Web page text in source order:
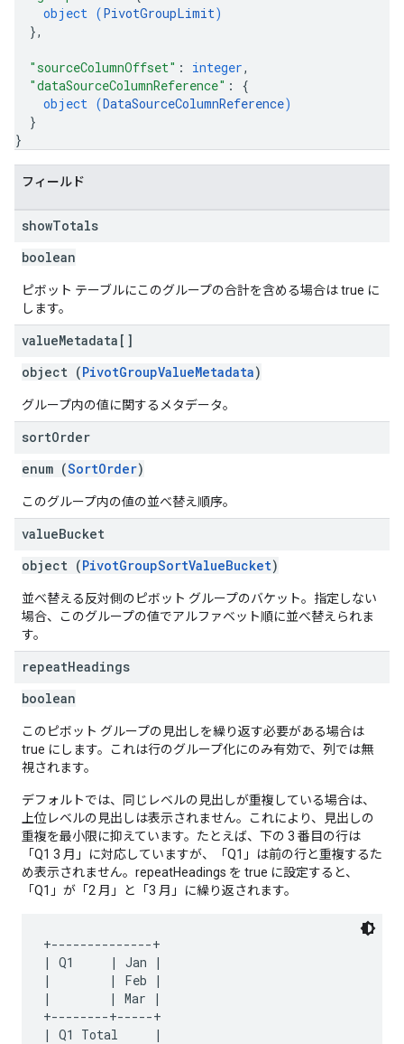
object (PivotGroupLimit)
},
"sourceColumnOffset" : integer,
"dataSourceColumnReference" : {
object (DataSourceColumnReference)
}
}
フィールド
showTotals
boolean
ピボット テーブルにこのグループの合計を含める場合は true に
します。
valueMetadata[]
object (PivotGroupValueMetadata)
グループ内の値に関するメタデータ。
sortOrder
enum (SortOrder)
このグループ内の値の並べ替え順序。
valueBucket
object (PivotGroupSortValueBucket)
並べ替える反対側のピボット グループのバケット。指定しない
場合、このグループの値でアルファベット順に並べ替えられま
す。
repeatHeadings
boolean
このピボット グループの見出しを繰り返す必要がある場合は
true にします。これは行のグループ化にのみ有効で、列では無
視されます。
デフォルトでは、同じレベルの見出しが重複している場合は、
上位レベルの見出しは表示されません。これにより、見出しの
重複を最小限に抑えています。たとえば、下の 3 番目の行は
「Q1 3 月」に対応していますが、「Q1」は前の行と重複するた
め表示されません。repeatHeadings を true に設定すると、
「Q1」が「2 月」と「3 月」に繰り返されます。
+--------------+
| Q1     | Jan |
|        | Feb |
|        | Mar |
+--------+-----+
| Q1 Total     |